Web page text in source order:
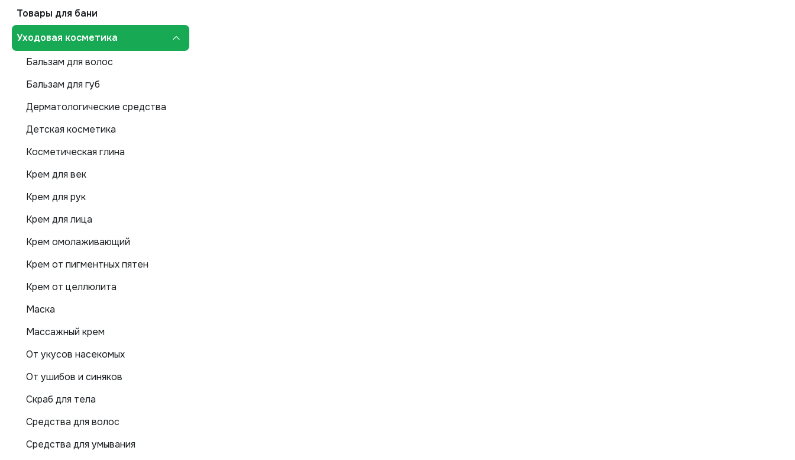
Товары для бани
Уходовая косметика
Бальзам для волос
Бальзам для губ
Дерматологические средства
Детская косметика
Косметическая глина
Крем для век
Крем для рук
Крем для лица
Крем омолаживающий
Крем от пигментных пятен
Крем от целлюлита
Маска
Массажный крем
От укусов насекомых
От ушибов и синяков
Скраб для тела
Средства для волос
Средства для умывания